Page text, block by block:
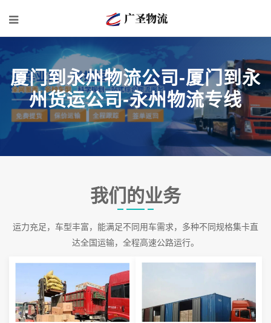
厦门到永州物流公司-厦门到永
州货运公司-永州物流专线
我们的业务
运力充足，车型丰富，能满足不同用车需求，多种不同规格集卡直
达全国运输，全程高速公路运行。